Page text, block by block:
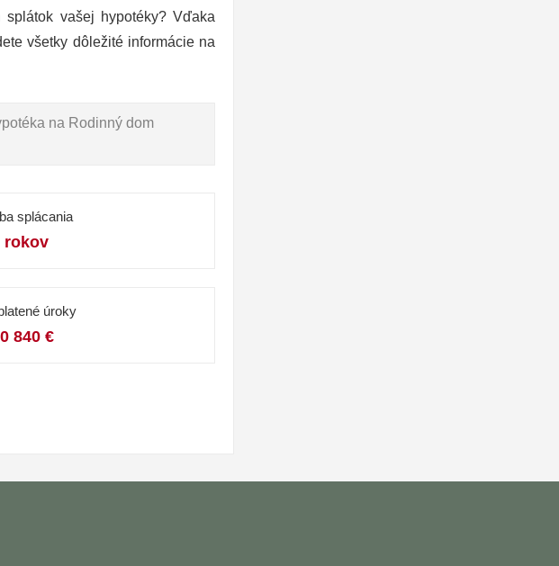
vašej hypotéky? Vďaka
všetky dôležité informácie na
na Rodinný dom
splácania
rokov
úroky
840 €